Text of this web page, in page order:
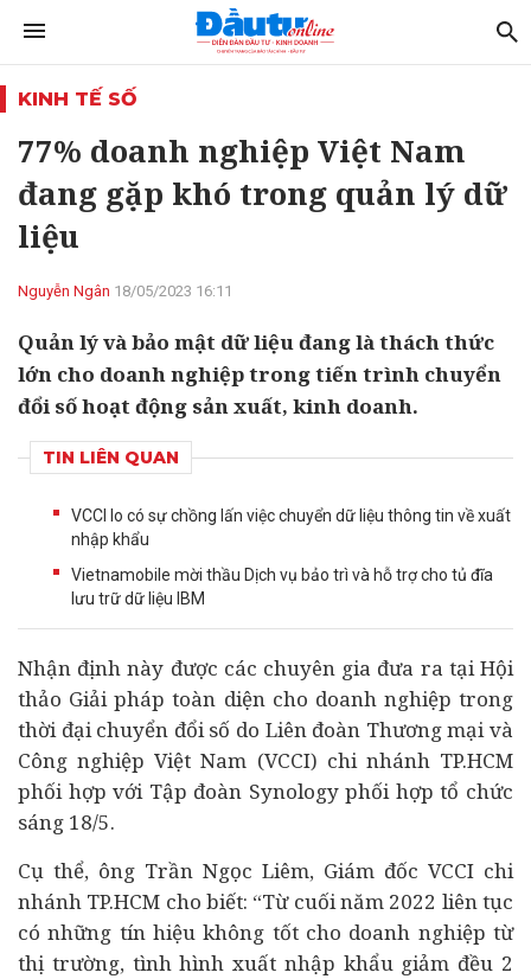
KINH TẾ SỐ
77% doanh nghiệp Việt Nam
đang gặp khó trong quản lý dữ
liệu
Nguyễn Ngân 18/05/2023 16:11
Quản lý và bảo mật dữ liệu đang là thách thức
lớn cho doanh nghiệp trong tiến trình chuyển
đổi số hoạt động sản xuất, kinh doanh.
TIN LIÊN QUAN
VCCI lo có sự chồng lấn việc chuyển dữ liệu thông tin về xuất
nhập khẩu
Vietnamobile mời thầu Dịch vụ bảo trì và hỗ trợ cho tủ đĩa
lưu trữ dữ liệu IBM
Nhận định này được các chuyên gia đưa ra tại Hội
thảo Giải pháp toàn diện cho doanh nghiệp trong
thời đạichuyển đổi số do Liên đoàn Thương mại và
Công nghiệp Việt Nam (VCCI) chi nhánh TP.HCM
phối hợp với Tập đoàn Synology phối hợp tổ chức
sáng 18/5.
Cụ thể, ông Trần Ngọc Liêm, Giám đốc VCCI chi
nhánh TP.HCM cho biết: “Từ cuối năm 2022 liên tục
có những tín hiệu không tốt cho doanh nghiệp từ
thị trường, tình hình xuất nhập khẩu giảm đều 2